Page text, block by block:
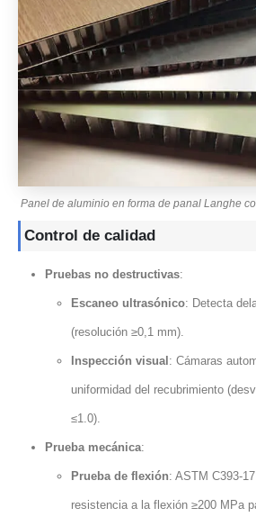
Panel de aluminio en forma de panal Langhe
Control de calidad
Pruebas no destructivas:
Escaneo ultrasónico: Detecta
(resolución ≥0,1 mm).
Inspección visual : Cámaras
uniformidad del recubrimiento
≤1.0).
Prueba mecánica:
Prueba de flexión: ASTM C393-
resistencia a la flexión ≥200 MPa